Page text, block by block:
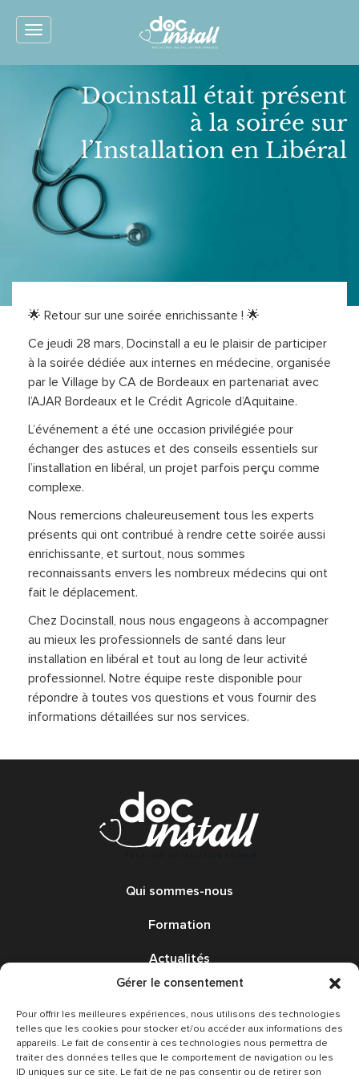
Gérer le consentement
Pour offrir les meilleures expériences, nous utilisons des technologies
telles que les cookies pour stocker et/ou accéder aux informations des
appareils. Le fait de consentir à ces technologies nous permettra de
traiter des données telles que le comportement de navigation ou les
ID uniques sur ce site. Le fait de ne pas consentir ou de retirer son
Toggle
Docinstall était présent
à la soirée sur
l’Installation en Libéral
🌟 Retour sur une soirée enrichissante ! 🌟
Ce jeudi 28 mars, Docinstall a eu le plaisir de participer
à la soirée dédiée aux internes en médecine, organisée
par le Village by CA de Bordeaux en partenariat avec
l’AJAR Bordeaux et le Crédit Agricole d’Aquitaine.
L’événement a été une occasion privilégiée pour
échanger des astuces et des conseils essentiels sur
l’installation en libéral, un projet parfois perçu comme
complexe.
Nous remercions chaleureusement tous les experts
présents qui ont contribué à rendre cette soirée aussi
enrichissante, et surtout, nous sommes
reconnaissants envers les nombreux médecins qui ont
fait le déplacement.
Chez Docinstall, nous nous engageons à accompagner
au mieux les professionnels de santé dans leur
installation en libéral et tout au long de leur activité
professionnel. Notre équipe reste disponible pour
répondre à toutes vos questions et vous fournir des
informations détaillées sur nos services.
Qui sommes-nous
Formation
Actualités
Avis
Nous contacter